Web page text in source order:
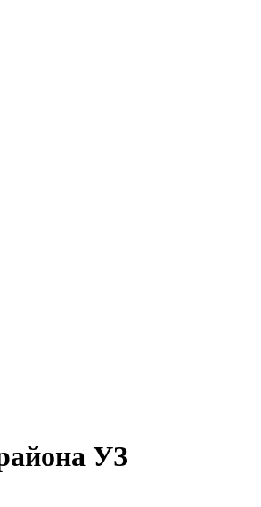
УЗ